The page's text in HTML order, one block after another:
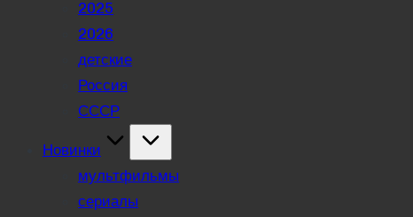
2025
2026
детские
Россия
СССР
Новинки
мультфильмы
сериалы